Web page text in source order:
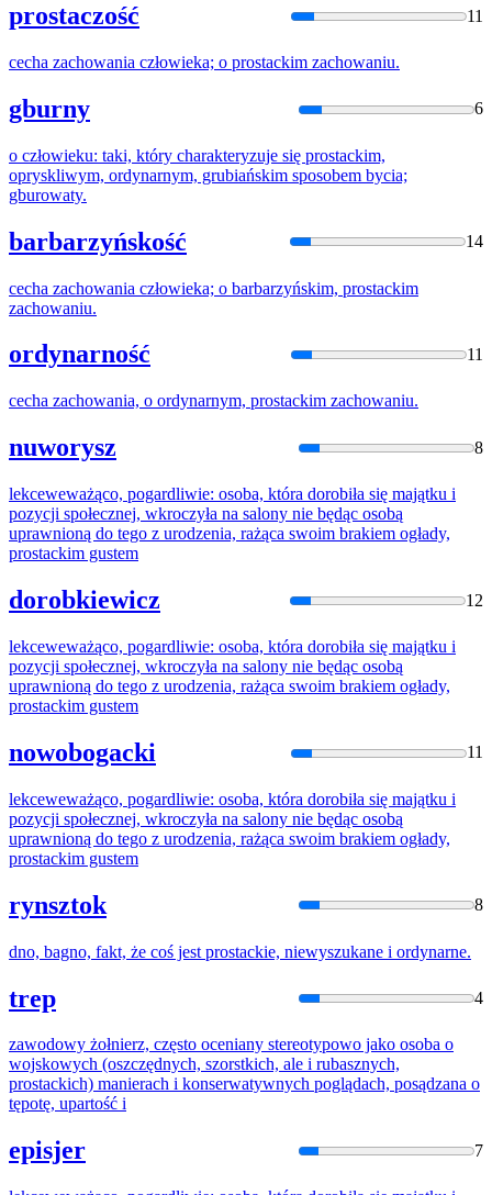
prostaczość 11
cecha zachowania człowieka; o prostackim zachowaniu.
gburny 6
o człowieku: taki, który charakteryzuje się prostackim,
opryskliwym, ordynarnym, grubiańskim sposobem bycia;
gburowaty.
barbarzyńskość 14
cecha zachowania człowieka; o barbarzyńskim, prostackim
zachowaniu.
ordynarność 11
cecha zachowania, o ordynarnym, prostackim zachowaniu.
nuworysz 8
lekceweważąco, pogardliwie: osoba, która dorobiła się majątku i
pozycji społecznej, wkroczyła na salony nie będąc osobą
uprawnioną do tego z urodzenia, rażąca swoim brakiem ogłady,
prostackim gustem
dorobkiewicz 12
lekceweważąco, pogardliwie: osoba, która dorobiła się majątku i
pozycji społecznej, wkroczyła na salony nie będąc osobą
uprawnioną do tego z urodzenia, rażąca swoim brakiem ogłady,
prostackim gustem
nowobogacki 11
lekceweważąco, pogardliwie: osoba, która dorobiła się majątku i
pozycji społecznej, wkroczyła na salony nie będąc osobą
uprawnioną do tego z urodzenia, rażąca swoim brakiem ogłady,
prostackim gustem
rynsztok 8
dno, bagno, fakt, że coś jest prostackie, niewyszukane i ordynarne.
trep 4
zawodowy żołnierz, często oceniany stereotypowo jako osoba o
wojskowych (oszczędnych, szorstkich, ale i rubasznych,
prostackich) manierach i konserwatywnych poglądach, posądzana o
tępotę, upartość i
episjer 7